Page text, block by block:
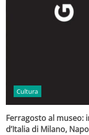
Cultura
Ferragosto al museo:
d’Italia di Milano,